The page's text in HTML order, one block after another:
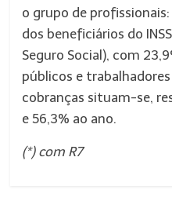
o grupo de
dos beneficiários do
Seguro Social), com
públicos e
cobranças situam-se,
e 56,3% ao ano.
(*) com R7